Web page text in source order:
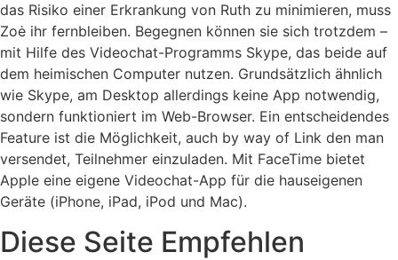
das Risiko einer Erkrankung von Ruth zu minimieren, muss
Zoė ihr fern­bleiben. Begegnen können sie sich trotzdem –
mit Hilfe des Video­chat-Programms Skype, das beide auf
dem heimischen Computer nutzen. Grundsätzlich ähnlich
wie Skype, am Desktop allerdings keine App notwendig,
sondern funktioniert im Web-Browser. Ein entscheidendes
Feature ist die Möglichkeit, auch by way of Link den man
versendet, Teilnehmer einzuladen. Mit FaceTime bietet
Apple eine eigene Videochat-App für die hauseigenen
Geräte (iPhone, iPad, iPod und Mac).
Diese Seite Empfehlen